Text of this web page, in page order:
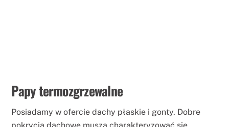
Papy termozgrzewalne
Posiadamy w ofercie dachy płaskie i gonty. Dobre